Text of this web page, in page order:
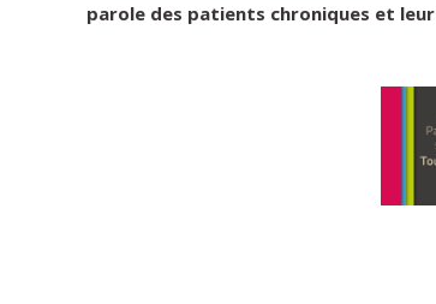
parole des patients chroniques et